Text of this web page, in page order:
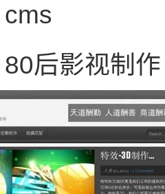
后影视制作